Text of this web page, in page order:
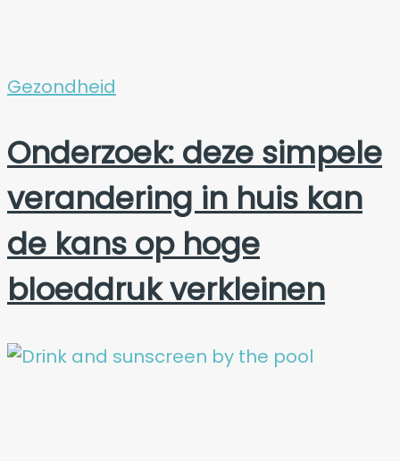
Gezondheid
Onderzoek: deze simpele
verandering in huis kan
de kans op hoge
bloeddruk verkleinen